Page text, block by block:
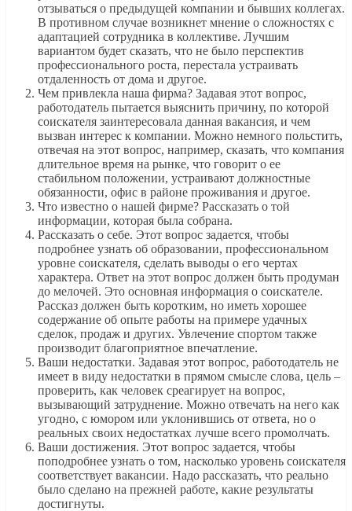
отзываться о предыдущей компании и бывших коллегах.
В противном случае возникнет мнение о сложностях с
адаптацией сотрудника в коллективе. Лучшим
вариантом будет сказать, что не было перспектив
профессионального роста, перестала устраивать
отдаленность от дома и другое.
Чем привлекла наша фирма? Задавая этот вопрос,
работодатель пытается выяснить причину, по которой
соискателя заинтересовала данная вакансия, и чем
вызван интерес к компании. Можно немного польстить,
отвечая на этот вопрос, например, сказать, что компания
длительное время на рынке, что говорит о ее
стабильном положении, устраивают должностные
обязанности, офис в районе проживания и другое.
Что известно о нашей фирме? Рассказать о той
информации, которая была собрана.
Рассказать о себе. Этот вопрос задается, чтобы
подробнее узнать об образовании, профессиональном
уровне соискателя, сделать выводы о его чертах
характера. Ответ на этот вопрос должен быть продуман
до мелочей. Это основная информация о соискателе.
Рассказ должен быть коротким, но иметь хорошее
содержание об опыте работы на примере удачных
сделок, продаж и других. Увлечение спортом также
производит благоприятное впечатление.
Ваши недостатки. Задавая этот вопрос, работодатель не
имеет в виду недостатки в прямом смысле слова, цель –
проверить, как человек среагирует на вопрос,
вызывающий затруднение. Можно отвечать на него как
угодно, с юмором или уклонившись от ответа, но о
реальных своих недостатках лучше всего промолчать.
Ваши достижения. Этот вопрос задается, чтобы
поподробнее узнать о том, насколько уровень соискателя
соответствует вакансии. Надо рассказать, что реально
было сделано на прежней работе, какие результаты
достигнуты.